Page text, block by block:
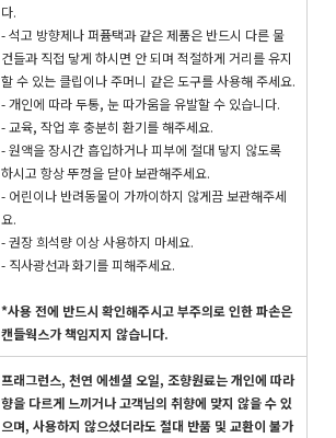
다.
- 석고 방향제나 퍼퓸택과 같은 제품은 반드시 다른 물
건들과 직접 닿게 하시면 안 되며 적절하게 거리를 유지
할 수 있는 클립이나 주머니 같은 도구를 사용해 주세요.
- 개인에 따라 두통, 눈 따가움을 유발할 수 있습니다.
- 교육, 작업 후 충분히 환기를 해주세요.
- 원액을 장시간 흡입하거나 피부에 절대 닿지 않도록
하시고 항상 뚜껑을 닫아 보관해주세요.
- 어린이나 반려동물이 가까이하지 않게끔 보관해주세
요.
- 권장 희석량 이상 사용하지 마세요.
- 직사광선과 화기를 피해주세요.
*사용 전에 반드시 확인해주시고 부주의로 인한 파손은
캔들웍스가 책임지지 않습니다.
프래그런스, 천연 에센셜 오일, 조향원료는 개인에 따라
향을 다르게 느끼거나 고객님의 취향에 맞지 않을 수 있
으며, 사용하지 않으셨더라도 절대 반품 및 교환이 불가